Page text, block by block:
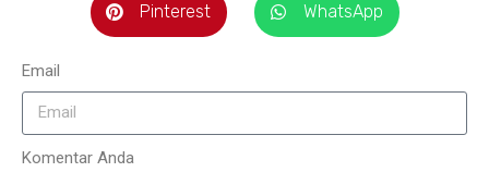
Pinterest WhatsApp
Email
Komentar Anda